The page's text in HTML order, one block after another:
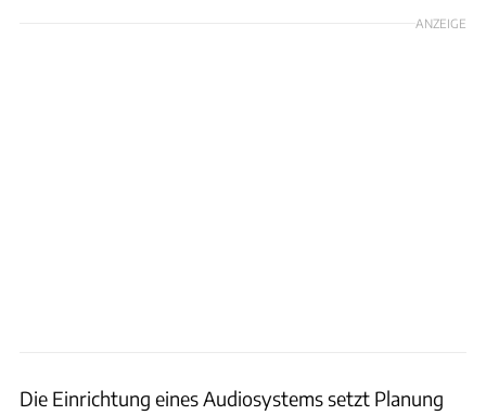
ANZEIGE
Die Einrichtung eines Audiosystems setzt Planung